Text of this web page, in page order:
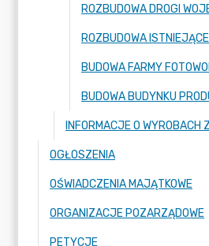
OGŁOSZENIA
OŚWIADCZENIA MAJĄTKOWE
ORGANIZACJE POZARZĄDOWE
PETYCJE